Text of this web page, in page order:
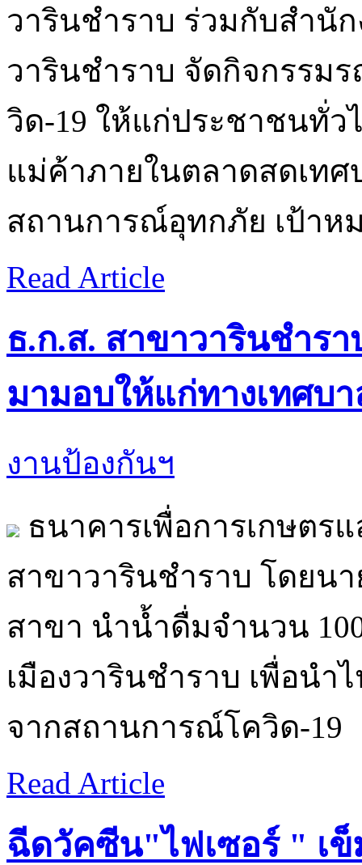
วารินชำราบ ร่วมกับสำนั
วารินชำราบ จัดกิจกรรม
วิด-19 ให้แก่ประชาชนทั่
แม่ค้าภายในตลาดสดเท
สถานการณ์อุทกภัย เป้าห
Read Article
ธ.ก.ส. สาขาวารินชำร
มามอบให้แก่ทางเทศบ
งานป้องกันฯ
ธนาคารเพื่อการเกษตร
สาขาวารินชำราบ โดยน
สาขา นำน้ำดื่มจำนวน
เมืองวารินชำราบ เพื่อนำ
จากสถานการณ์โควิด-19
Read Article
ฉีดวัคซีน"ไฟเซอร์ " เข็